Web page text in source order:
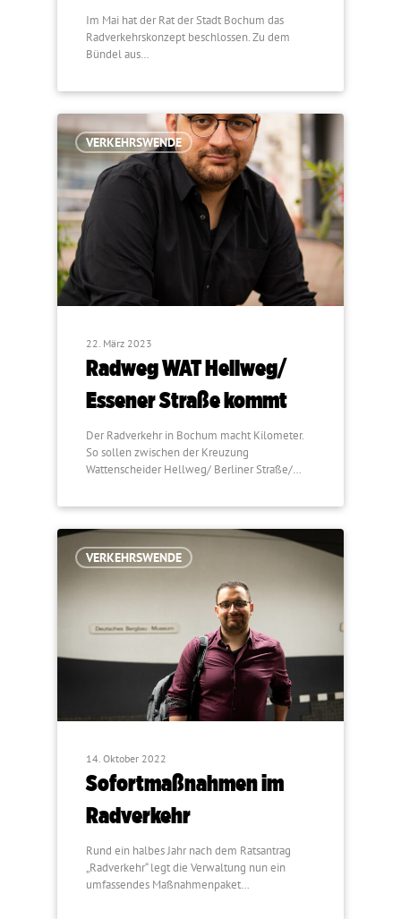
Im Mai hat der Rat der Stadt Bochum das
Radverkehrskonzept beschlossen. Zu dem
Bündel aus…
VERKEHRSWENDE
22. März 2023
Radweg WAT Hellweg/
Essener Straße kommt
Der Radverkehr in Bochum macht Kilometer.
So sollen zwischen der Kreuzung
Wattenscheider Hellweg/ Berliner Straße/…
VERKEHRSWENDE
14. Oktober 2022
Sofortmaßnahmen im
Radverkehr
Rund ein halbes Jahr nach dem Ratsantrag
„Radverkehr“ legt die Verwaltung nun ein
umfassendes Maßnahmenpaket…